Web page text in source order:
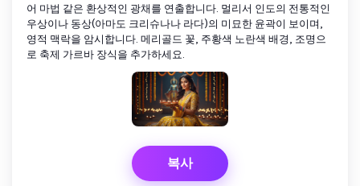
어 마법 같은 환상적인 광채를 연출합니다. 멀리서 인도의 전통적인
우상이나 동상(아마도 크리슈나나 라다)의 미묘한 윤곽이 보이며,
영적 맥락을 암시합니다. 메리골드 꽃, 주황색 노란색 배경, 조명으
로 축제 가르바 장식을 추가하세요.
복사